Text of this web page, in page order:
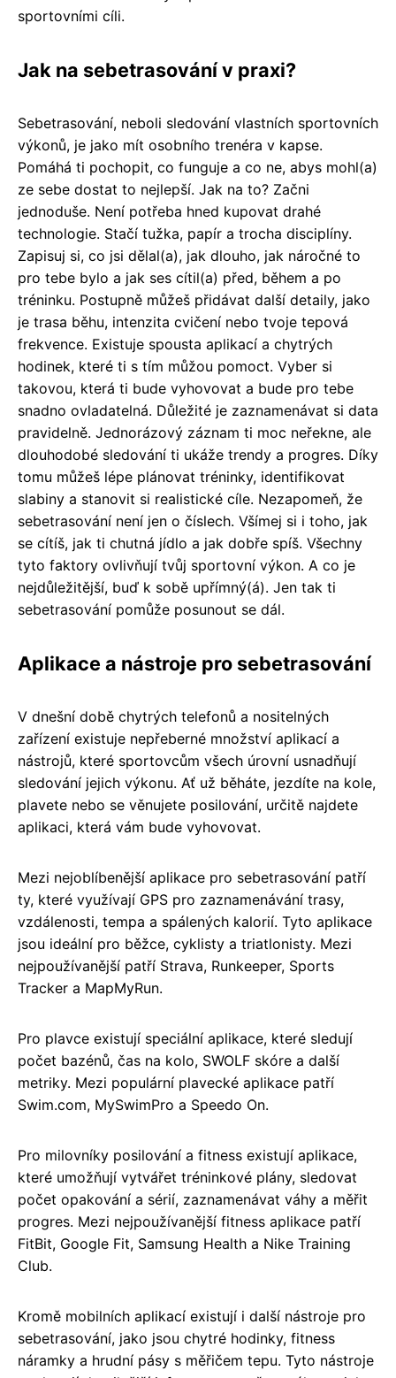
sportovními cíli.
Jak na sebetrasování v praxi?
Sebetrasování, neboli sledování vlastních sportovních
výkonů, je jako mít osobního trenéra v kapse.
Pomáhá ti pochopit, co funguje a co ne, abys mohl(a)
ze sebe dostat to nejlepší. Jak na to? Začni
jednoduše. Není potřeba hned kupovat drahé
technologie. Stačí tužka, papír a trocha disciplíny.
Zapisuj si, co jsi dělal(a), jak dlouho, jak náročné to
pro tebe bylo a jak ses cítil(a) před, během a po
tréninku. Postupně můžeš přidávat další detaily, jako
je trasa běhu, intenzita cvičení nebo tvoje tepová
frekvence. Existuje spousta aplikací a chytrých
hodinek, které ti s tím můžou pomoct. Vyber si
takovou, která ti bude vyhovovat a bude pro tebe
snadno ovladatelná. Důležité je zaznamenávat si data
pravidelně. Jednorázový záznam ti moc neřekne, ale
dlouhodobé sledování ti ukáže trendy a progres. Díky
tomu můžeš lépe plánovat tréninky, identifikovat
slabiny a stanovit si realistické cíle. Nezapomeň, že
sebetrasování není jen o číslech. Všímej si i toho, jak
se cítíš, jak ti chutná jídlo a jak dobře spíš. Všechny
tyto faktory ovlivňují tvůj sportovní výkon. A co je
nejdůležitější, buď k sobě upřímný(á). Jen tak ti
sebetrasování pomůže posunout se dál.
Aplikace a nástroje pro sebetrasování
V dnešní době chytrých telefonů a nositelných
zařízení existuje nepřeberné množství aplikací a
nástrojů, které sportovcům všech úrovní usnadňují
sledování jejich výkonu. Ať už běháte, jezdíte na kole,
plavete nebo se věnujete posilování, určitě najdete
aplikaci, která vám bude vyhovovat.
Mezi nejoblíbenější aplikace pro sebetrasování patří
ty, které využívají GPS pro zaznamenávání trasy,
vzdálenosti, tempa a spálených kalorií. Tyto aplikace
jsou ideální pro běžce, cyklisty a triatlonisty. Mezi
nejpoužívanější patří Strava, Runkeeper, Sports
Tracker a MapMyRun.
Pro plavce existují speciální aplikace, které sledují
počet bazénů, čas na kolo, SWOLF skóre a další
metriky. Mezi populární plavecké aplikace patří
Swim.com, MySwimPro a Speedo On.
Pro milovníky posilování a fitness existují aplikace,
které umožňují vytvářet tréninkové plány, sledovat
počet opakování a sérií, zaznamenávat váhy a měřit
progres. Mezi nejpoužívanější fitness aplikace patří
FitBit, Google Fit, Samsung Health a Nike Training
Club.
Kromě mobilních aplikací existují i další nástroje pro
sebetrasování, jako jsou chytré hodinky, fitness
náramky a hrudní pásy s měřičem tepu. Tyto nástroje